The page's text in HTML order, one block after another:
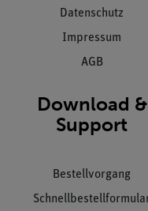
Datenschutz
Impressum
AGB
Download &
Support
Bestellvorgang